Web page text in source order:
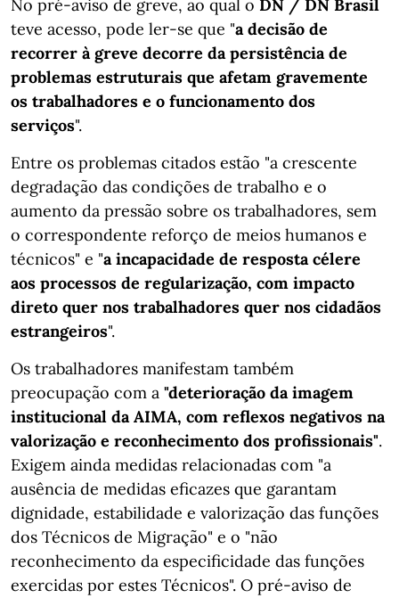
No pré-aviso de greve, ao qual o DN / DN Brasil
teve acesso, pode ler-se que "a decisão de
recorrer à greve decorre da persistência de
problemas estruturais que afetam gravemente
os trabalhadores e o funcionamento dos
serviços".
Entre os problemas citados estão "a crescente
degradação das condições de trabalho e o
aumento da pressão sobre os trabalhadores, sem
o correspondente reforço de meios humanos e
técnicos" e "a incapacidade de resposta célere
aos processos de regularização, com impacto
direto quer nos trabalhadores quer nos cidadãos
estrangeiros".
Os trabalhadores manifestam também
preocupação com a "deterioração da imagem
institucional da AIMA, com reflexos negativos na
valorização e reconhecimento dos profissionais".
Exigem ainda medidas relacionadas com "a
ausência de medidas eficazes que garantam
dignidade, estabilidade e valorização das funções
dos Técnicos de Migração" e o "não
reconhecimento da especificidade das funções
exercidas por estes Técnicos". O pré-aviso de